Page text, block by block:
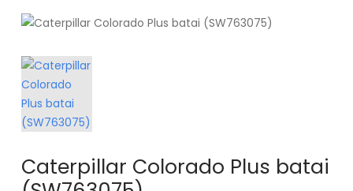
Caterpillar Colorado Plus batai